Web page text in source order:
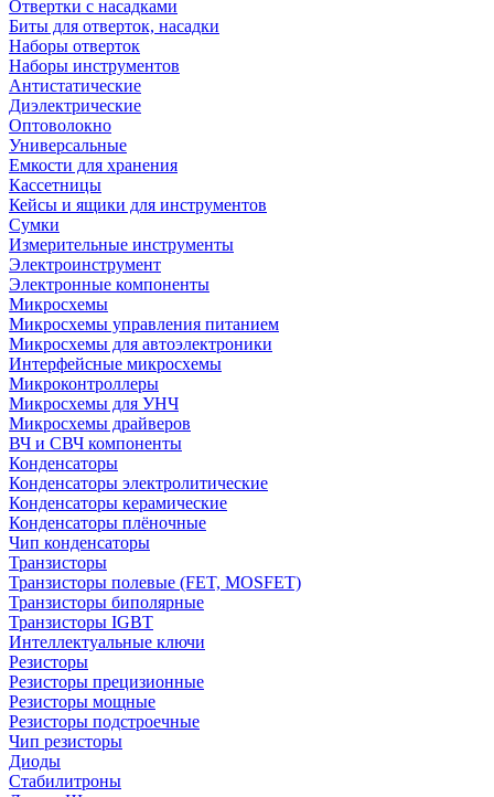
Отвертки с насадками
Биты для отверток, насадки
Наборы отверток
Наборы инструментов
Антистатические
Диэлектрические
Оптоволокно
Универсальные
Емкости для хранения
Кассетницы
Кейсы и ящики для инструментов
Сумки
Измерительные инструменты
Электроинструмент
Электронные компоненты
Микросхемы
Микросхемы управления питанием
Микросхемы для автоэлектроники
Интерфейсные микросхемы
Микроконтроллеры
Микросхемы для УНЧ
Микросхемы драйверов
ВЧ и СВЧ компоненты
Конденсаторы
Конденсаторы электролитические
Конденсаторы керамические
Конденсаторы плёночные
Чип конденсаторы
Транзисторы
Транзисторы полевые (FET, MOSFET)
Транзисторы биполярные
Транзисторы IGBT
Интеллектуальные ключи
Резисторы
Резисторы прецизионные
Резисторы мощные
Резисторы подстроечные
Чип резисторы
Диоды
Стабилитроны